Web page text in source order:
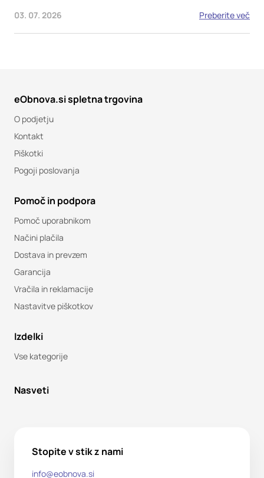
03. 07. 2026 Preberite več
eObnova.si spletna trgovina
O podjetju
Kontakt
Piškotki
Pogoji poslovanja
Pomoč in podpora
Pomoč uporabnikom
Načini plačila
Dostava in prevzem
Garancija
Vračila in reklamacije
Nastavitve piškotkov
Izdelki
Vse kategorije
Nasveti
Stopite v stik z nami
info@eobnova.si